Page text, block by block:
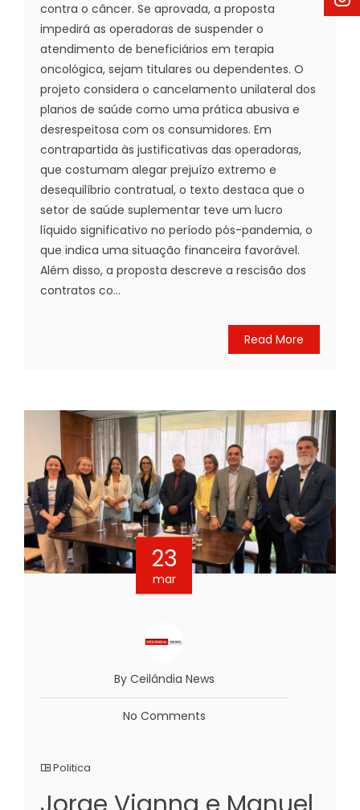
contra o câncer. Se aprovada, a proposta
impedirá as operadoras de suspender o
atendimento de beneficiários em terapia
oncológica, sejam titulares ou dependentes. O
projeto considera o cancelamento unilateral dos
planos de saúde como uma prática abusiva e
desrespeitosa com os consumidores. Em
contrapartida às justificativas das operadoras,
que costumam alegar prejuízo extremo e
desequilíbrio contratual, o texto destaca que o
setor de saúde suplementar teve um lucro
líquido significativo no período pós-pandemia, o
que indica uma situação financeira favorável.
Além disso, a proposta descreve a rescisão dos
contratos co...
Read More
23
mar
By Ceilândia News
No Comments
Politica